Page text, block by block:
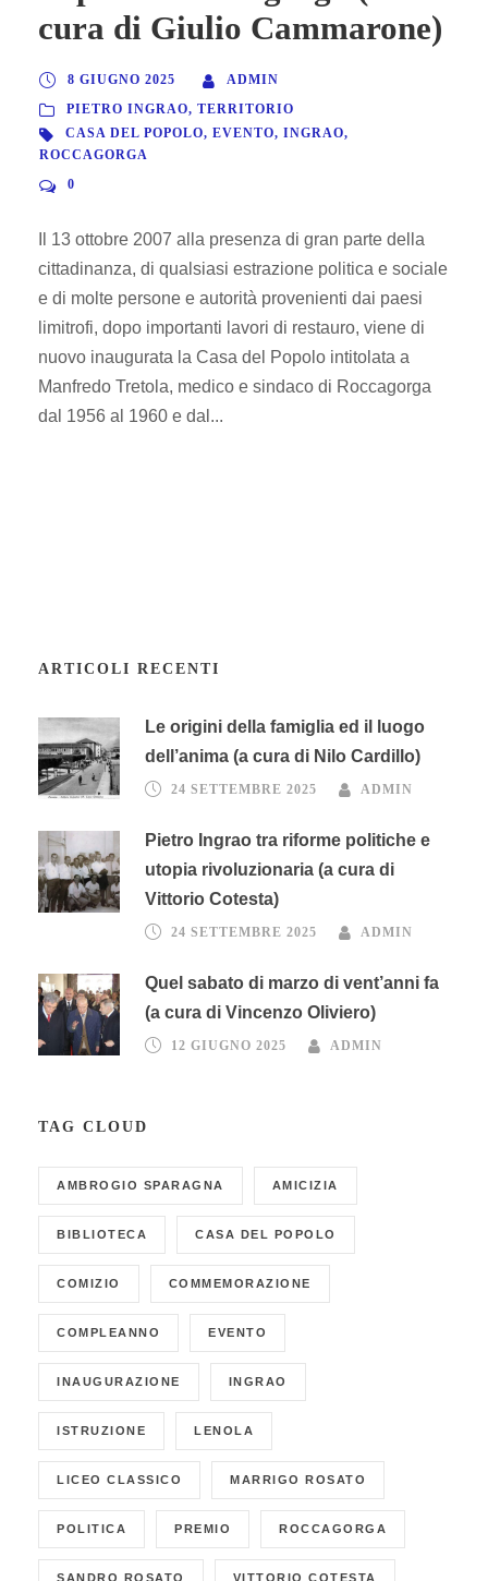
cura di Giulio Cammarone)
8 GIUGNO 2025
ADMIN
PIETRO INGRAO, TERRITORIO
CASA DEL POPOLO, EVENTO, INGRAO,
ROCCAGORGA
0
Il 13 ottobre 2007 alla presenza di gran parte della
cittadinanza, di qualsiasi estrazione politica e sociale
e di molte persone e autorità provenienti dai paesi
limitrofi, dopo importanti lavori di restauro, viene di
nuovo inaugurata la Casa del Popolo intitolata a
Manfredo Tretola, medico e sindaco di Roccagorga
dal 1956 al 1960 e dal...
ARTICOLI RECENTI
Le origini della famiglia ed il luogo
dell’anima (a cura di Nilo Cardillo)
24 SETTEMBRE 2025 ADMIN
Pietro Ingrao tra riforme politiche e
utopia rivoluzionaria (a cura di
Vittorio Cotesta)
24 SETTEMBRE 2025 ADMIN
Quel sabato di marzo di vent’anni fa
(a cura di Vincenzo Oliviero)
12 GIUGNO 2025 ADMIN
TAG CLOUD
AMBROGIO SPARAGNA AMICIZIA
BIBLIOTECA CASA DEL POPOLO
COMIZIO COMMEMORAZIONE
COMPLEANNO EVENTO
INAUGURAZIONE INGRAO
ISTRUZIONE LENOLA
LICEO CLASSICO MARRIGO ROSATO
POLITICA PREMIO ROCCAGORGA
SANDRO ROSATO VITTORIO COTESTA